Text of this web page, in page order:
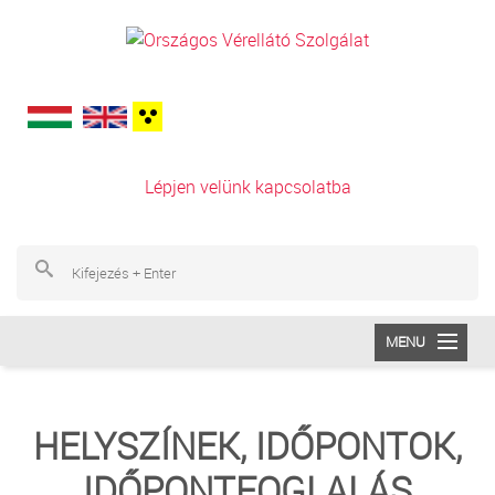
Lépjen velünk kapcsolatba
MENU
VÉRADÁS
HELYSZÍNEK, IDŐPONTOK,